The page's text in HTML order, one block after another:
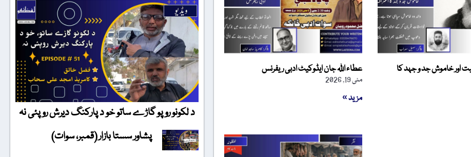
اور خاموش جد و جہد کا
عطاء اللہ جان ایڈوکیٹ ادبی ریفرنس
مئی 19, 2026
مزید »
د لکونو روپو گاڑے ساتو خو د پارکنگ دیرش روپئی نہ
پشاور سستا بازار (قمبر، سوات)